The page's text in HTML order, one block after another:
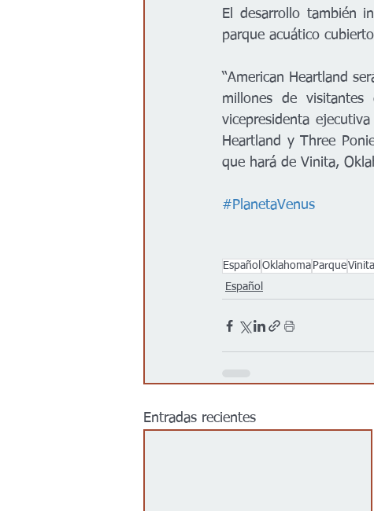
El desarrollo también
parque acuático
“American Heartland
millones de
vicepresidenta
Heartland y Three
que hará de Vinita,
#PlanetaVenus
Español Oklahoma ParqueVinita
Español
Entradas recientes